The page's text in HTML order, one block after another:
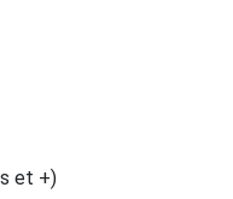
et +)